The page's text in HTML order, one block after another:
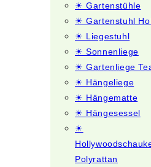
☀ Gartenstühle
☀ Gartenstuhl
☀ Liegestuhl
☀ Sonnenliege
☀ Gartenliege
☀ Hängeliege
☀ Hängematte
☀ Hängesessel
☀
Polyrattan